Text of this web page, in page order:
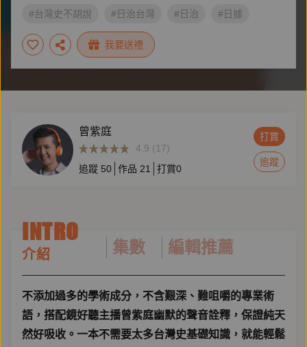
#台灣史不胡說 #日治台灣 #日治 #日據
我要送禮
曾紫庭
4.9 (17)
追蹤 50 作品 21 打賞0
打賞
追蹤
INTRO
介紹 集數 編輯推薦
不添加過多的學術成分，不含艱深、難咀嚼的專業術
語，搭配鏡好聽主播曾紫庭幽默的聲音詮釋，保證純天
然好吸收。一本不需要太多台灣史基礎知識，就能輕鬆